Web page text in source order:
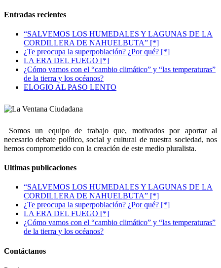
Entradas recientes
“SALVEMOS LOS HUMEDALES Y LAGUNAS DE LA
CORDILLERA DE NAHUELBUTA” [*]
¿Te preocupa la superpoblación? ¿Por qué? [*]
LA ERA DEL FUEGO [*]
¿Cómo vamos con el “cambio climático” y “las temperaturas”
de la tierra y los océanos?
ELOGIO AL PASO LENTO
Somos un equipo de trabajo que, motivados por aportar al
necesario debate político, social y cultural de nuestra sociedad, nos
hemos comprometido con la creación de este medio pluralista.
Ultimas publicaciones
“SALVEMOS LOS HUMEDALES Y LAGUNAS DE LA
CORDILLERA DE NAHUELBUTA” [*]
¿Te preocupa la superpoblación? ¿Por qué? [*]
LA ERA DEL FUEGO [*]
¿Cómo vamos con el “cambio climático” y “las temperaturas”
de la tierra y los océanos?
Contáctanos